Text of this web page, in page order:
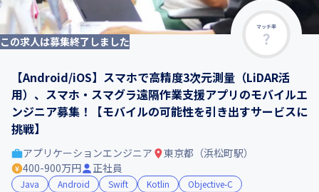
マッチ率
この求人は募集終了しました
【Android/iOS】スマホで高精度3次元測量（LiDAR活
用）、スマホ・スマグラ遠隔作業支援アプリのモバイルエ
ンジニア募集！【モバイルの可能性を引き出すサービスに
挑戦】
アプリケーションエンジニア
東京都（浜松町駅）
400-900万円
正社員
Java Android Swift Kotlin
Objective-C